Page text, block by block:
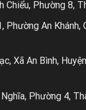
Chiểu, Phường 8,
Phường An Khánh,
Xã An Bình,
Phường 4,